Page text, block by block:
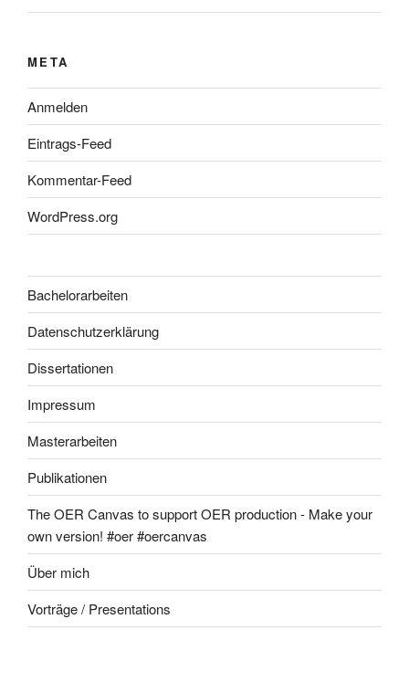
META
Anmelden
Eintrags-Feed
Kommentar-Feed
WordPress.org
Bachelorarbeiten
Datenschutzerklärung
Dissertationen
Impressum
Masterarbeiten
Publikationen
The OER Canvas to support OER production - Make your
own version! #oer #oercanvas
Über mich
Vorträge / Presentations